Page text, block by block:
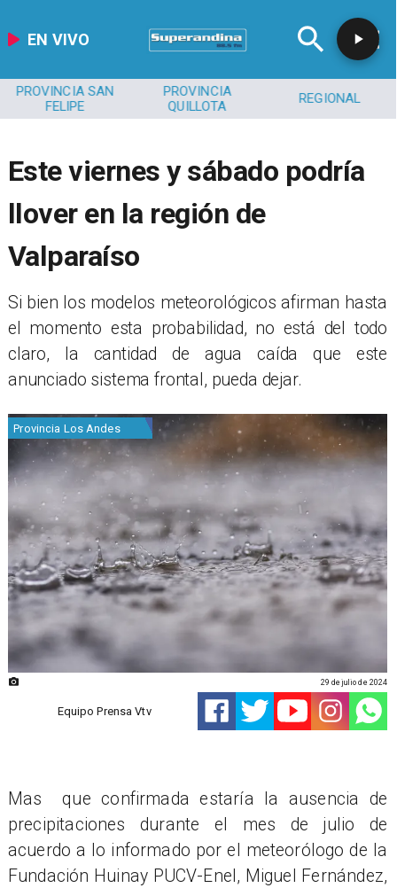
EN VIVO
PROVINCIA SAN
FELIPE
PROVINCIA
QUILLOTA
REGIONAL
Este viernes y sábado podría
llover en la región de
Valparaíso
​Si bien los modelos meteorológicos afirman hasta
el momento esta probabilidad, no está del todo
claro, la cantidad de agua caída que este
anunciado sistema frontal, pueda dejar.
Provincia Los Andes
Equipo Prensa Vtv
29 de julio de 2024
Mas que confirmada estaría la ausencia de
precipitaciones durante el mes de julio de
acuerdo a lo informado por el meteorólogo de la
Fundación Huinay PUCV-Enel, Miguel Fernández,